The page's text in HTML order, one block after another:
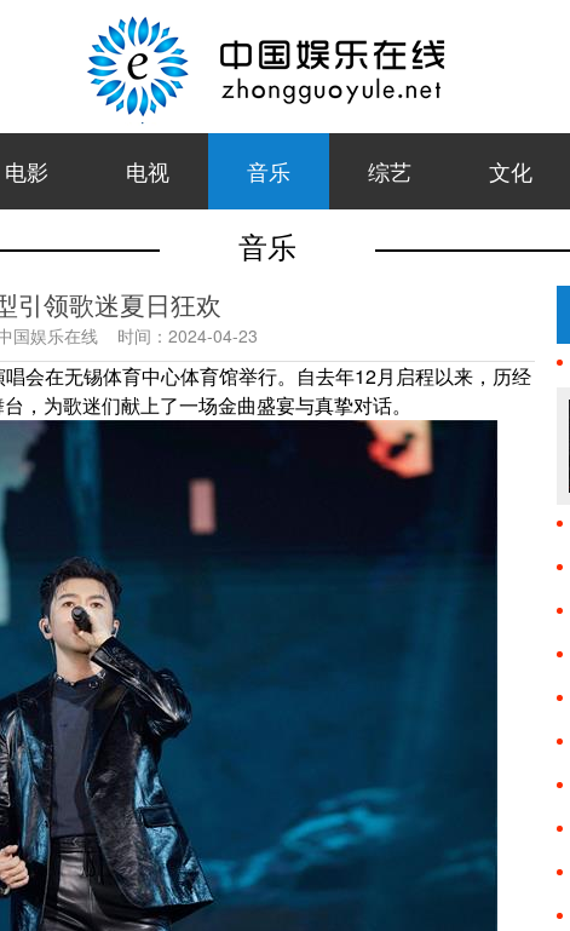
电影 电视 音乐 综艺 文化
音乐
引领歌迷夏日狂欢
国娱乐在线 时间： 2024-04-23
会在无锡体育中心体育馆举行。自去年12月启程以来，历经
，为歌迷们献上了一场金曲盛宴与真挚对话。